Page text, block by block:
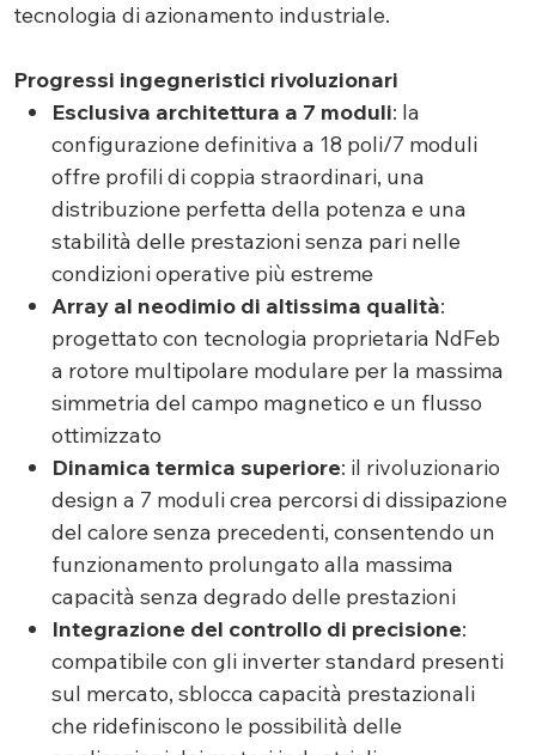
tecnologia di azionamento industriale.
Progressi ingegneristici rivoluzionari
Esclusiva architettura a 7 moduli: la
configurazione definitiva a 18 poli/7 moduli
offre profili di coppia straordinari, una
distribuzione perfetta della potenza e una
stabilità delle prestazioni senza pari nelle
condizioni operative più estreme
Array al neodimio di altissima qualità:
progettato con tecnologia proprietaria NdFeb
a rotore multipolare modulare per la massima
simmetria del campo magnetico e un flusso
ottimizzato
Dinamica termica superiore: il rivoluzionario
design a 7 moduli crea percorsi di dissipazione
del calore senza precedenti, consentendo un
funzionamento prolungato alla massima
capacità senza degrado delle prestazioni
Integrazione del controllo di precisione:
compatibile con gli inverter standard presenti
sul mercato, sblocca capacità prestazionali
che ridefiniscono le possibilità delle